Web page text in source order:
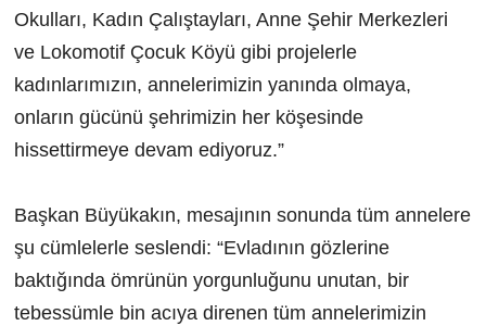
Okulları, Kadın Çalıştayları, Anne Şehir Merkezleri
ve Lokomotif Çocuk Köyü gibi projelerle
kadınlarımızın, annelerimizin yanında olmaya,
onların gücünü şehrimizin her köşesinde
hissettirmeye devam ediyoruz.”
Başkan Büyükakın, mesajının sonunda tüm annelere
şu cümlelerle seslendi: “Evladının gözlerine
baktığında ömrünün yorgunluğunu unutan, bir
tebessümle bin acıya direnen tüm annelerimizin